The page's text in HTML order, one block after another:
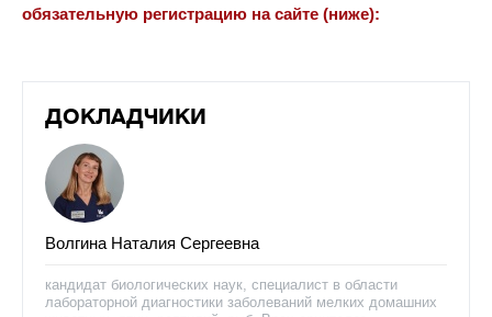
обязательную регистрацию на сайте (ниже):
ДОКЛАДЧИКИ
Волгина Наталия Сергеевна
кандидат биологических наук, специалист в области
лабораторной диагностики заболеваний мелких домашних